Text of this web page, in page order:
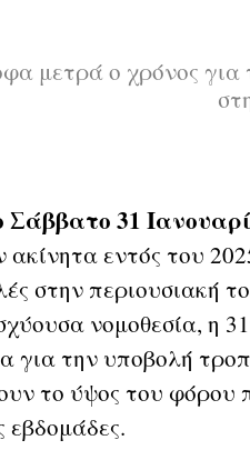
μετρά ο χρόνος για
Σάββατο 31
εντός του
στην περιουσιακή
νομοθεσία, η
για την υποβολή
το ύψος του
εβδομάδες.